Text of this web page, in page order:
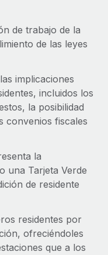
de trabajo de la
de las leyes
implicaciones
incluidos los
la posibilidad
convenios fiscales
la
una Tarjeta Verde
de residente
residentes por
ofreciéndoles
que a los